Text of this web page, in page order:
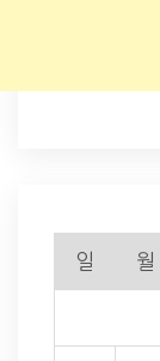
일 월